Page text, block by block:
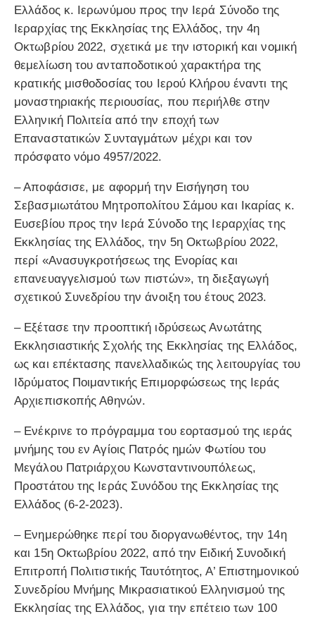
Ελλάδος κ. Ιερωνύμου προς την Ιερά Σύνοδο της
Ιεραρχίας της Εκκλησίας της Ελλάδος, την 4η
Οκτωβρίου 2022, σχετικά με την ιστορική και νομική
θεμελίωση του ανταποδοτικού χαρακτήρα της
κρατικής μισθοδοσίας του Ιερού Κλήρου έναντι της
μοναστηριακής περιουσίας, που περιήλθε στην
Ελληνική Πολιτεία από την εποχή των
Επαναστατικών Συνταγμάτων μέχρι και τον
πρόσφατο νόμο 4957/2022.
– Αποφάσισε, με αφορμή την Εισήγηση του
Σεβασμιωτάτου Μητροπολίτου Σάμου και Ικαρίας κ.
Ευσεβίου προς την Ιερά Σύνοδο της Ιεραρχίας της
Εκκλησίας της Ελλάδος, την 5η Οκτωβρίου 2022,
περί «Ανασυγκροτήσεως της Ενορίας και
επανευαγγελισμού των πιστών», τη διεξαγωγή
σχετικού Συνεδρίου την άνοιξη του έτους 2023.
– Εξέτασε την προοπτική ιδρύσεως Ανωτάτης
Εκκλησιαστικής Σχολής της Εκκλησίας της Ελλάδος,
ως και επέκτασης πανελλαδικώς της λειτουργίας του
Ιδρύματος Ποιμαντικής Επιμορφώσεως της Ιεράς
Αρχιεπισκοπής Αθηνών.
– Ενέκρινε το πρόγραμμα του εορτασμού της ιεράς
μνήμης του εν Αγίοις Πατρός ημών Φωτίου του
Μεγάλου Πατριάρχου Κωνσταντινουπόλεως,
Προστάτου της Ιεράς Συνόδου της Εκκλησίας της
Ελλάδος (6-2-2023).
– Ενημερώθηκε περί του διοργανωθέντος, την 14η
και 15η Οκτωβρίου 2022, από την Ειδική Συνοδική
Επιτροπή Πολιτιστικής Ταυτότητος, Α’ Επιστημονικού
Συνεδρίου Μνήμης Μικρασιατικού Ελληνισμού της
Εκκλησίας της Ελλάδος, για την επέτειο των 100